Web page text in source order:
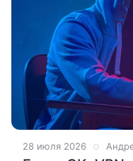
28 июля 2026